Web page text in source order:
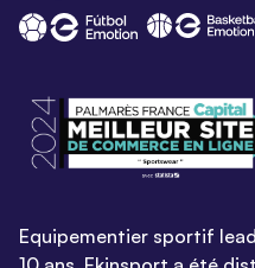
Equipementier sportif